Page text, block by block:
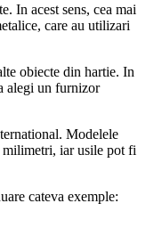
In acest sens, cea mai
care au utilizari
obiecte din hartie. In
alegi un furnizor
Modelele
milimetri, iar usile pot fi
cateva exemple: